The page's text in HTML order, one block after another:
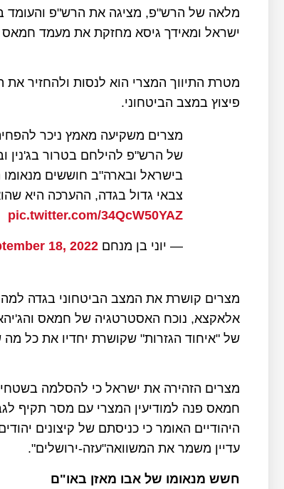
מלאה של הרש"פ, מציגה את הרש"פ והעומד
ישראל ומאידך גיסא מחזקת את מעמד חמאס
מטרת התיווך המצרי הוא לנסות ולהחזיר
פיצוץ במצב הביטחוני.
מצרים משקיעה מאמץ ניכר
של הרש"פ להילחם בטרור בג'נין
בישראל ובארה"ב חוששים
צבאי גדול בגדה, ההערכה היא
pic.twitter.com/34QcW50YAZ
— יוני בן מנחם yoni ben menachem (@yonibmen) 18, 2022
מצרים קושרת את המצב הביטחוני בגדה למה
של "איחוד הגזרות" שקושרת יחדיו את כל
מצרים הזהירה את ישראל כי להסלמה
חמאס פנה למודיעין המצרי עם מסר תקיף
היהודיים האומר כי כניסתם של קיצונים
עדיין משמר את המשוואה"עזה-ירושלים".
חשש מנאומו של אבו מאזן באו"ם